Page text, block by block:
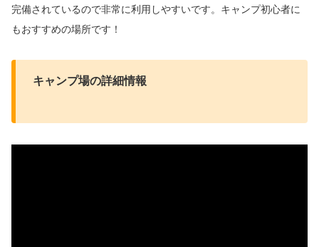
完備されているので非常に利用しやすいです。キャンプ初心者に
もおすすめの場所です！
キャンプ場の詳細情報